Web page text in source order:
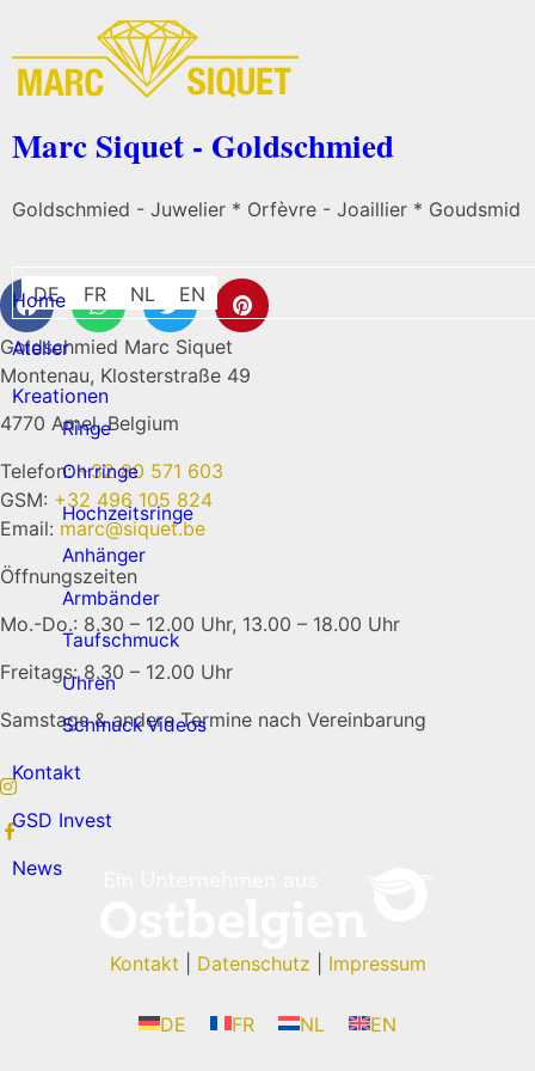
Marc Siquet - Goldschmied
Goldschmied - Juwelier * Orfèvre - Joaillier * Goudsmid
DE FR NL EN
Home
Atelier
Kreationen
Ringe
Ohrringe
Hochzeitsringe
Anhänger
Armbänder
Taufschmuck
Uhren
Schmuck Videos
Kontakt
GSD Invest
News
Goldschmied Marc Siquet
Montenau, Klosterstraße 49
4770 Amel, Belgium
Telefon:+32 80 571 603
GSM: +32 496 105 824
Email: marc@siquet.be
Öffnungszeiten
Mo.-Do.: 8.30 – 12.00 Uhr, 13.00 – 18.00 Uhr
Freitags: 8.30 – 12.00 Uhr
Samstags & andere Termine nach Vereinbarung
DE FR NL EN
Kontakt Datenschutz Impressum